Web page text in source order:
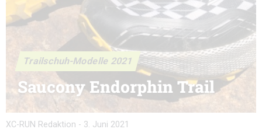
Trailschuh-Modelle 2021
Saucony Endorphin Trail
XC-RUN Redaktion - 3. Juni 2021